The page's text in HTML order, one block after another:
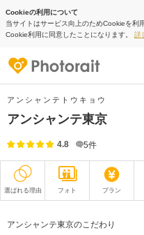
Cookieの利用について
当サイトはサービス向上のためCookieを利
Cookie利用に同意したことになります。 詳
アンシャンテトウキョウ
アンシャンテ東京
4.8 5件
選ばれる理由 フォト プラン
アンシャンテ東京のこだわり